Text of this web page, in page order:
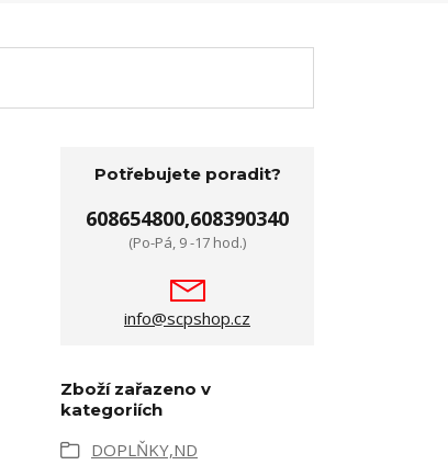
Potřebujete poradit?
608654800,608390340
(Po-Pá, 9 -17 hod.)
info@scpshop.cz
Zboží zařazeno v
kategoriích
DOPLŇKY,ND